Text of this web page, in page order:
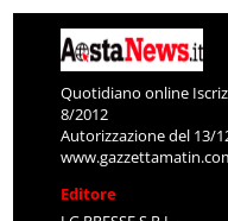
Quotidiano online
8/2012
Autorizzazione del 13/
Editore